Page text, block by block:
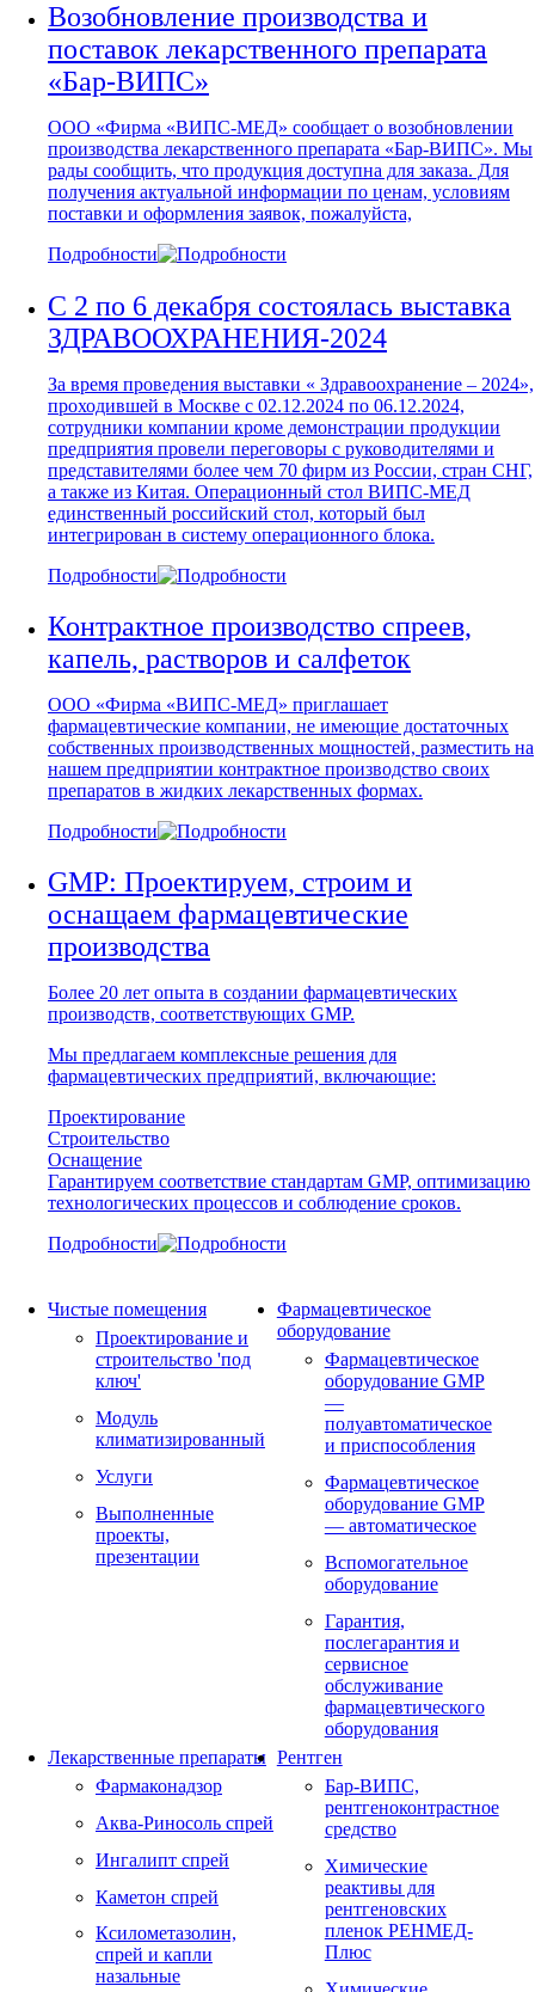
Возобновление производства и
поставок лекарственного препарата
«Бар-ВИПС»
ООО «Фирма «ВИПС-МЕД» сообщает о возобновлении
производства лекарственного препарата «Бар-ВИПС». Мы
рады сообщить, что продукция доступна для заказа. Для
получения актуальной информации по ценам, условиям
поставки и оформления заявок, пожалуйста,
Подробности
С 2 по 6 декабря состоялась выставка
ЗДРАВООХРАНЕНИЯ-2024
За время проведения выставки « Здравоохранение – 2024»,
проходившей в Москве с 02.12.2024 по 06.12.2024,
сотрудники компании кроме демонстрации продукции
предприятия провели переговоры с руководителями и
представителями более чем 70 фирм из России, стран СНГ,
а также из Китая. Операционный стол ВИПС-МЕД
единственный российский стол, который был
интегрирован в систему операционного блока.
Подробности
Контрактное производство спреев,
капель, растворов и салфеток
ООО «Фирма «ВИПС-МЕД» приглашает
фармацевтические компании, не имеющие достаточных
собственных производственных мощностей, разместить на
нашем предприятии контрактное производство своих
препаратов в жидких лекарственных формах.
Подробности
GMP: Проектируем, строим и
оснащаем фармацевтические
производства
Более 20 лет опыта в создании фармацевтических
производств, соответствующих GMP.
Мы предлагаем комплексные решения для
фармацевтических предприятий, включающие:
Проектирование
Строительство
Оснащение
Гарантируем соответствие стандартам GMP, оптимизацию
технологических процессов и соблюдение сроков.
Подробности
Чистые помещения
Проектирование и
строительство 'под
ключ'
Модуль
климатизированный
Услуги
Выполненные
проекты,
презентации
Фармацевтическое
оборудование
Фармацевтическое
оборудование GMP
—
полуавтоматическое
и приспособления
Фармацевтическое
оборудование GMP
— автоматическое
Вспомогательное
оборудование
Гарантия,
послегарантия и
сервисное
обслуживание
фармацевтического
оборудования
Лекарственные препараты
Фармаконадзор
Аква-Риносоль спрей
Ингалипт спрей
Каметон спрей
Ксилометазолин,
спрей и капли
назальные
Рентген
Бар-ВИПС,
рентгеноконтрастное
средство
Химические
реактивы для
рентгеновских
пленок РЕНМЕД-
Плюс